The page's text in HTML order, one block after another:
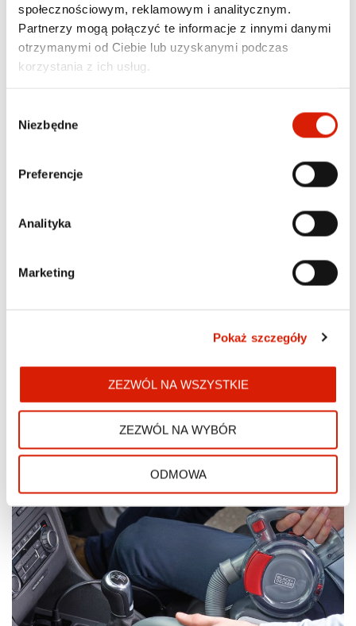
społecznościowym, reklamowym i analitycznym.
Partnerzy mogą połączyć te informacje z innymi danymi
otrzymanymi od Ciebie lub uzyskanymi podczas
korzystania z ich usług.
zgody
Niezbędne
Preferencje
Analityka
Marketing
Pokaż szczegóły
ZEZWÓL NA WSZYSTKIE
ZEZWÓL NA WYBÓR
ODMOWA
PRAKTYCZNY ZESTAW
- Siatka do przechowywania akcesoriów
- Końcówka szczelinowa 2 w 1 z rozkładaną szczotką
- Adapter 12V — pasuje do wszystkich gniazd 12V w
samochodzie (gniazdo zapalniczki)
- 3-stopniowy system filtracji zapewniający bardzo
wysoką zdolność zatrzymywania zanieczyszczeń